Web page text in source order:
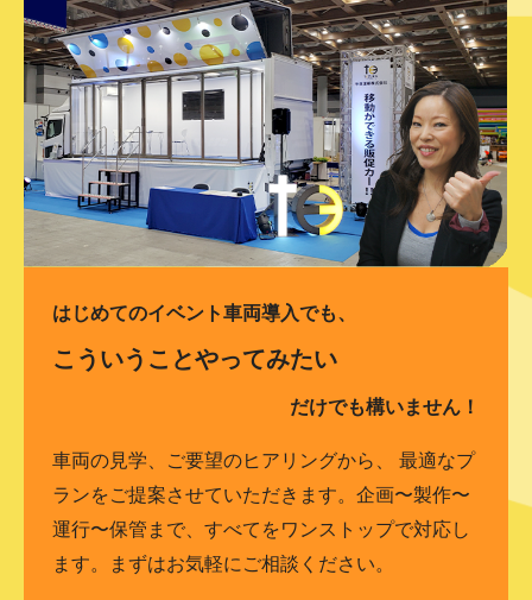
はじめてのイベント車両導入でも、
こういうことやってみたい
だけでも構いません！
車両の見学、ご要望のヒアリングから、 最適なプ
ランをご提案させていただきます。企画〜製作〜
運行〜保管まで、すべてをワンストップで対応し
ます。まずはお気軽にご相談ください。